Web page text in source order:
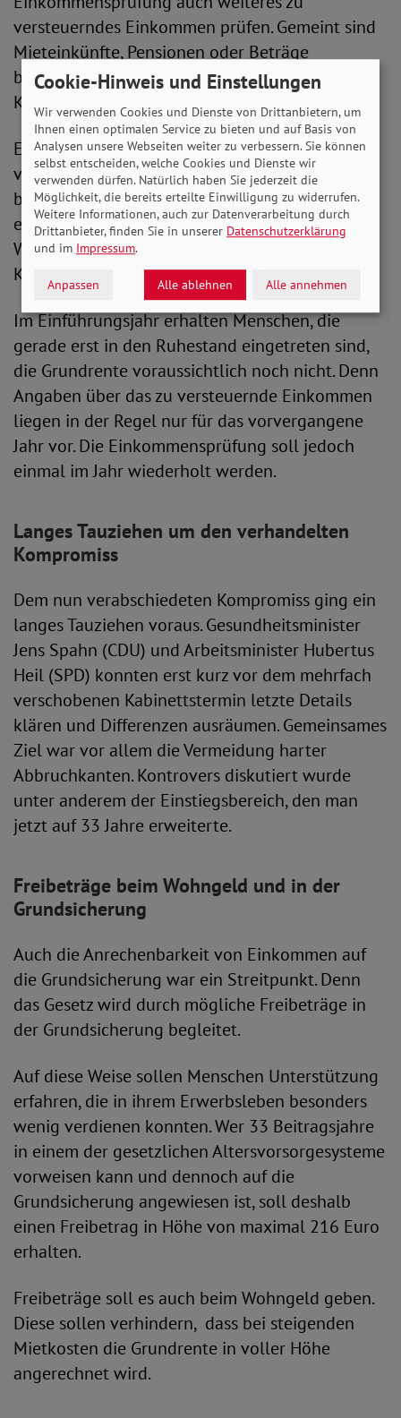
versteuerndes Einkommen prüfen. Gemeint sind
Mieteinkünfte, Pensionen oder Beträge
betrieblicher und privater Vorsorge. Dies soll in
Kooperation mit den Finanzbehörden passieren.
Ebenso angerechnet werden soll derjenige Teil
von Renten und Kapitalerträgen, der nicht
bereits im zu versteuernden Einkommen
enthalten ist. Zum Abzug kommen hingegen
Werbungskosten und Aufwendungen für
Kranken- und Pflegeversicherung.
Im Einführungsjahr erhalten Menschen, die
gerade erst in den Ruhestand eingetreten sind,
die Grundrente voraussichtlich noch nicht. Denn
Angaben über das zu versteuernde Einkommen
liegen in der Regel nur für das vorvergangene
Jahr vor. Die Einkommensprüfung soll jedoch
einmal im Jahr wiederholt werden.
Langes Tauziehen um den verhandelten
Kompromiss
Dem nun verabschiedeten Kompromiss ging ein
langes Tauziehen voraus. Gesundheitsminister
Jens Spahn (CDU) und Arbeitsminister Hubertus
Heil (SPD) konnten erst kurz vor dem mehrfach
verschobenen Kabinettstermin letzte Details
klären und Differenzen ausräumen. Gemeinsames
Ziel war vor allem die Vermeidung harter
Abbruchkanten. Kontrovers diskutiert wurde
unter anderem der Einstiegsbereich, den man
jetzt auf 33 Jahre erweiterte.
Freibeträge beim Wohngeld und in der
Grundsicherung
Auch die Anrechenbarkeit von Einkommen auf
die Grundsicherung war ein Streitpunkt. Denn
das Gesetz wird durch mögliche Freibeträge in
der Grundsicherung begleitet.
Auf diese Weise sollen Menschen Unterstützung
erfahren, die in ihrem Erwerbsleben besonders
wenig verdienen konnten. Wer 33 Beitragsjahre
in einem der gesetzlichen Altersvorsorgesysteme
vorweisen kann und dennoch auf die
Grundsicherung angewiesen ist, soll deshalb
einen Freibetrag in Höhe von maximal 216 Euro
erhalten.
Freibeträge soll es auch beim Wohngeld geben.
Diese sollen verhindern, dass bei steigenden
Mietkosten die Grundrente in voller Höhe
angerechnet wird.
Cookie-Hinweis und Einstellungen
Wir verwenden Cookies und Dienste von Drittanbietern, um
Ihnen einen optimalen Service zu bieten und auf Basis von
Analysen unsere Webseiten weiter zu verbessern. Sie können
selbst entscheiden, welche Cookies und Dienste wir
verwenden dürfen. Natürlich haben Sie jederzeit die
Möglichkeit, die bereits erteilte Einwilligung zu widerrufen.
Weitere Informationen, auch zur Datenverarbeitung durch
Drittanbieter, finden Sie in unserer Datenschutzerklärung
und im Impressum.
Anpassen Alle ablehnen Alle annehmen